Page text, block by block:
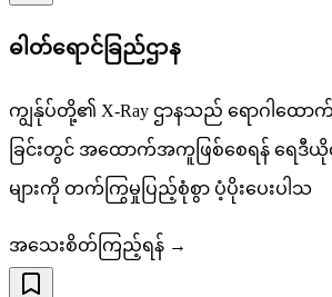
ဓါတ်ရောင်ခြည်ဌာန
ကျွန်ုပ်တို့၏ X-Ray ဌာနသည် ရောဂါထော
ခြင်းတွင် အထောက်အကူဖြစ်စေရန် ရေ
များကို တက်ကြွမှုပြည့်စုံစွာ ပံ့ပိုးပေးပါသ
အသေးစိတ်ကြည့်ရန် →